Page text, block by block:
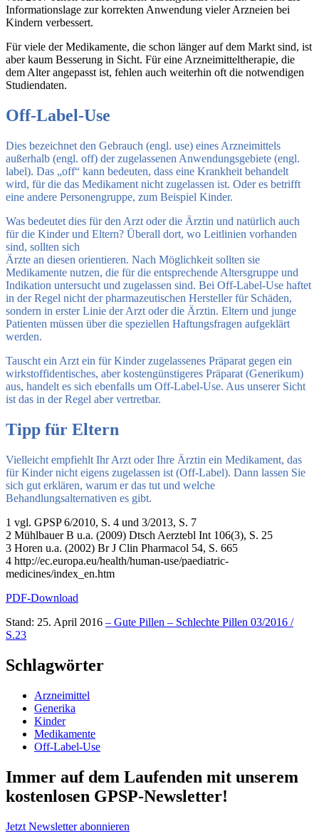
Informationslage zur korrekten Anwendung vieler Arzneien bei
Kindern verbessert.
Für viele der Medikamente, die schon länger auf dem Markt sind, ist
aber kaum Besserung in Sicht. Für eine Arzneimitteltherapie, die
dem Alter angepasst ist, fehlen auch weiterhin oft die notwendigen
Studiendaten.
Off-Label-Use
Dies bezeichnet den Gebrauch (engl. use) eines Arzneimittels
außerhalb (engl. off) der zugelassenen Anwendungsgebiete (engl.
label). Das „off“ kann bedeuten, dass eine Krankheit behandelt
wird, für die das Medikament nicht zugelassen ist. Oder es betrifft
eine andere Personengruppe, zum Beispiel Kinder.
Was bedeutet dies für den Arzt oder die Ärztin und natürlich auch
für die Kinder und Eltern? Überall dort, wo Leitlinien vorhanden
sind, sollten sich
Ärzte an diesen orientieren. Nach Möglichkeit sollten sie
Medikamente nutzen, die für die entsprechende Altersgruppe und
Indikation untersucht und zugelassen sind. Bei Off-Label-Use haftet
in der Regel nicht der pharmazeutischen Hersteller für Schäden,
sondern in erster Linie der Arzt oder die Ärztin. Eltern und junge
Patienten müssen über die speziellen Haftungsfragen aufgeklärt
werden.
Tauscht ein Arzt ein für Kinder zugelassenes Präparat gegen ein
wirkstoffidentisches, aber kostengünstigeres Präparat (Generikum)
aus, handelt es sich ebenfalls um Off-Label-Use. Aus unserer Sicht
ist das in der Regel aber vertretbar.
Tipp für Eltern
Vielleicht empfiehlt Ihr Arzt oder Ihre Ärztin ein Medikament, das
für Kinder nicht eigens zugelassen ist (Off-Label). Dann lassen Sie
sich gut erklären, warum er das tut und welche
Behandlungsalternativen es gibt.
1 vgl. GPSP6/2010, S. 4 und 3/2013, S. 7
2 Mühlbauer B u.a. (2009) Dtsch Aerztebl Int 106(3), S. 25
3 Horen u.a. (2002) Br J Clin Pharmacol 54, S. 665
4 http://ec.europa.eu/health/human-use/paediatric-
medicines/index_en.htm
PDF-Download
Stand: 25. April 2016 – Gute Pillen – Schlechte Pillen 03/2016 /
S.23
Schlagwörter
Arzneimittel
Generika
Kinder
Medikamente
Off-Label-Use
Immer auf dem Laufenden mit unserem
kostenlosen GPSP-Newsletter!
Jetzt Newsletter abonnieren